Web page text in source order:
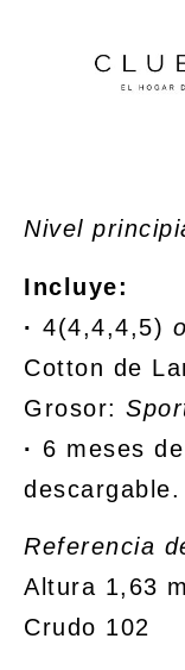
Nivel
Incluye:
· 4(4,4,4,5)
Cotton de
Grosor:
· 6 meses
descargable.
Referencia
Altura 1,63
Crudo 102